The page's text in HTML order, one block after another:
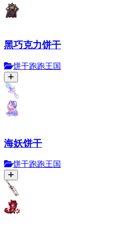
黑巧克力饼干
饼干跑跑王国
海妖饼干
饼干跑跑王国